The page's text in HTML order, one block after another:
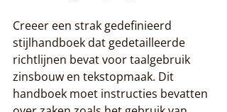
Creeer een strak gedefinieerd
stijlhandboek dat gedetailleerde
richtlijnen bevat voor taalgebruik
zinsbouw en tekstopmaak. Dit
handboek moet instructies bevatten